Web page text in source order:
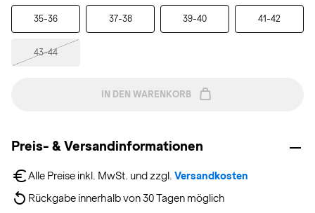
35-36 37-38 39-40 41-42
43-44
IN DEN WARENKORB
Preis- & Versandinformationen
Alle Preise inkl. MwSt. und zzgl. Versandkosten
Rückgabe innerhalb von 30 Tagen möglich